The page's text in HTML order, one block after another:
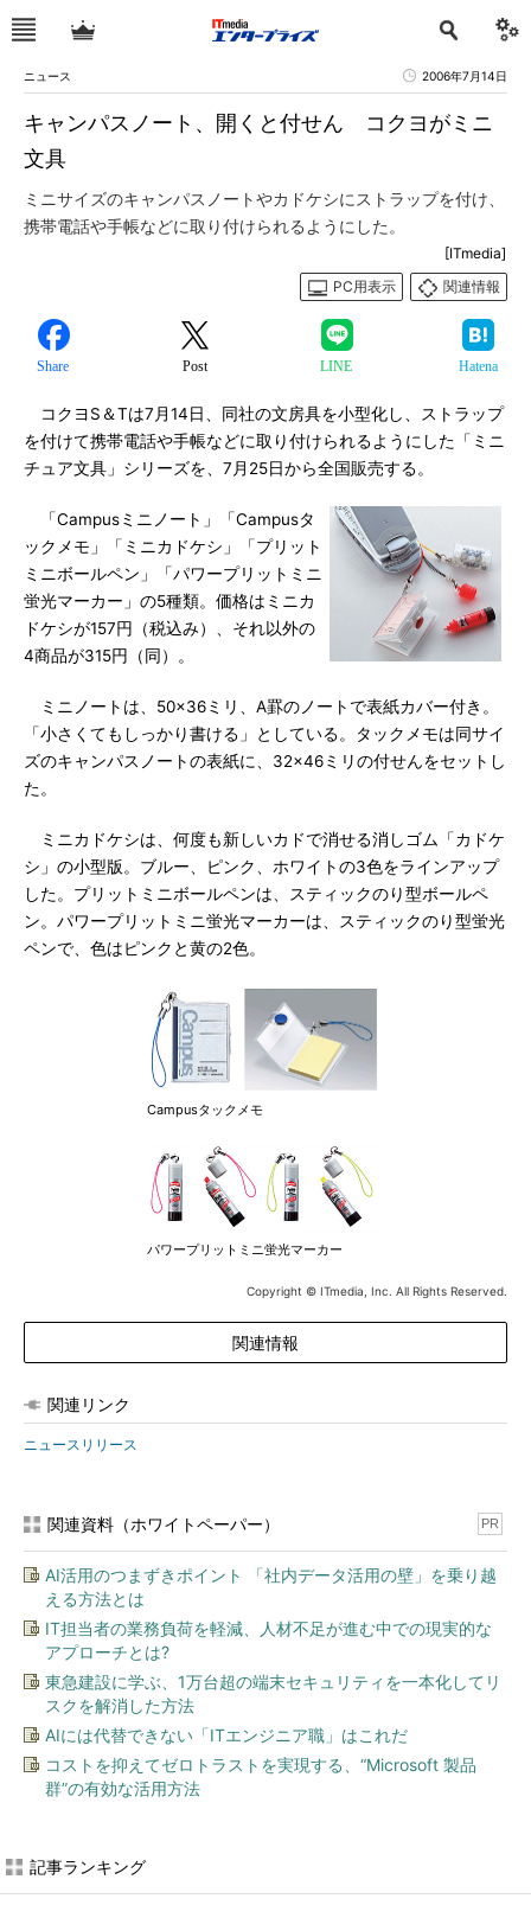
ニュース 2006年7月14日
キャンパスノート、開くと付せん コクヨがミニ
文具
ミニサイズのキャンパスノートやカドケシにストラップを付け、
携帯電話や手帳などに取り付けられるようにした。
[ITmedia]
PC用表示
関連情報
Share Post LINE Hatena
コクヨS＆Tは7月14日、同社の文房具を小型化し、ストラップ
を付けて携帯電話や手帳などに取り付けられるようにした「ミニ
チュア文具」シリーズを、7月25日から全国販売する。
「Campusミニノート」「Campusタ
ックメモ」「ミニカドケシ」「プリット
ミニボールペン」「パワープリットミニ
蛍光マーカー」の5種類。価格はミニカ
ドケシが157円（税込み）、それ以外の
4商品が315円（同）。
ミニノートは、50×36ミリ、A罫のノートで表紙カバー付き。
「小さくてもしっかり書ける」としている。タックメモは同サイ
ズのキャンパスノートの表紙に、32×46ミリの付せんをセットし
た。
ミニカドケシは、何度も新しいカドで消せる消しゴム「カドケ
シ」の小型版。ブルー、ピンク、ホワイトの3色をラインアップ
した。プリットミニボールペンは、スティックのり型ボールペ
ン。パワープリットミニ蛍光マーカーは、スティックのり型蛍光
ペンで、色はピンクと黄の2色。
Campusタックメモ
パワープリットミニ蛍光マーカー
Copyright © ITmedia, Inc. All Rights Reserved.
関連情報
関連リンク
ニュースリリース
関連資料（ホワイトペーパー） PR
AI活用のつまずきポイント 「社内データ活用の壁」を乗り越
える方法とは
IT担当者の業務負荷を軽減、人材不足が進む中での現実的な
アプローチとは?
東急建設に学ぶ、1万台超の端末セキュリティを一本化してリ
スクを解消した方法
AIには代替できない「ITエンジニア職」はこれだ
コストを抑えてゼロトラストを実現する、“Microsoft 製品
群”の有効な活用方法
記事ランキング